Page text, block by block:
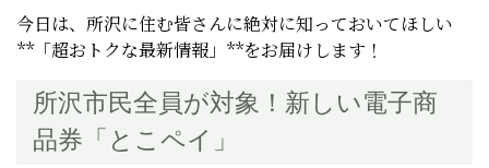
今日は、所沢に住む皆さんに絶対に知っておいてほしい
**「超おトクな最新情報」**をお届けします！
所沢市民全員が対象！新しい電子商
品券「とこペイ」